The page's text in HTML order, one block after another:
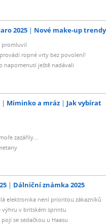
2025 Nové make-up trendy
promluvil
ropné vrty bez povolení!
napomenutí ještě nadávali
Miminko a mráz
Jak vybírat
zazářily...
Dálniční známka 2025
elektronika není prioritou zákazníků
v britském sprintu
se sedačkou u Haasu